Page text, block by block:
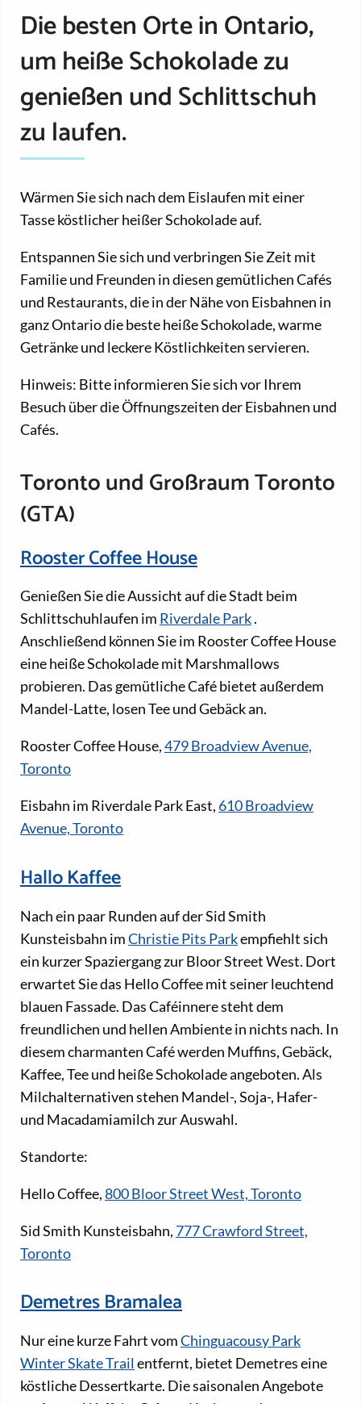
Die besten Orte in Ontario,
um heiße Schokolade zu
genießen und Schlittschuh
zu laufen.
Wärmen Sie sich nach dem Eislaufen mit einer
Tasse köstlicher heißer Schokolade auf.
Entspannen Sie sich und verbringen Sie Zeit mit
Familie und Freunden in diesen gemütlichen Cafés
und Restaurants, die in der Nähe von Eisbahnen in
ganz Ontario die beste heiße Schokolade, warme
Getränke und leckere Köstlichkeiten servieren.
Hinweis: Bitte informieren Sie sich vor Ihrem
Besuch über die Öffnungszeiten der Eisbahnen und
Cafés.
Toronto und Großraum Toronto
(GTA)
Rooster Coffee House
Genießen Sie die Aussicht auf die Stadt beim
Schlittschuhlaufen im Riverdale Park.
Anschließend können Sie im Rooster Coffee House
eine heiße Schokolade mit Marshmallows
probieren. Das gemütliche Café bietet außerdem
Mandel-Latte, losen Tee und Gebäck an.
Rooster Coffee House,479 Broadview Avenue,
Toronto
Eisbahn im Riverdale Park East, 610 Broadview
Avenue, Toronto
Hallo Kaffee
Nach ein paar Runden auf der Sid Smith
Kunsteisbahn imChristie Pits Parkempfiehlt sich
ein kurzer Spaziergang zur Bloor Street West. Dort
erwartet Sie das Hello Coffee mit seiner leuchtend
blauen Fassade. Das Caféinnere steht dem
freundlichen und hellen Ambiente in nichts nach. In
diesem charmanten Café werden Muffins, Gebäck,
Kaffee, Tee und heiße Schokolade angeboten. Als
Milchalternativen stehen Mandel-, Soja-, Hafer-
und Macadamiamilch zur Auswahl.
Standorte:
Hello Coffee,800 Bloor Street West, Toronto
Sid Smith Kunsteisbahn, 777 Crawford Street,
Toronto
Demetres Bramalea
Nur eine kurze Fahrt vomChinguacousy Park
Winter Skate Trail entfernt, bietet Demetres eine
köstliche Dessertkarte. Die saisonalen Angebote